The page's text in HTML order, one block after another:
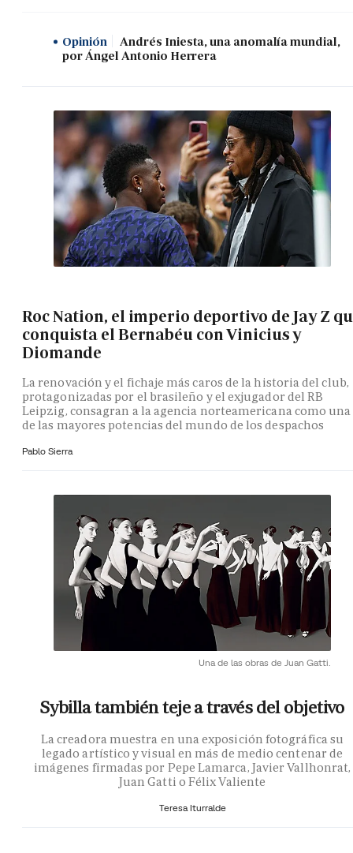
Opinión
Andrés Iniesta, una anomalía mundial,
por Ángel Antonio Herrera
Roc Nation, el imperio deportivo de Jay Z
conquista el Bernabéu con Vinicius y
Diomande
La renovación y el fichaje más caros de la historia del club,
protagonizadas por el brasileño y el exjugador del RB
Leipzig, consagran a la agencia norteamericana como una
de las mayores potencias del mundo de los despachos
Pablo Sierra
Una de las obras de Juan Gatti.
Sybilla también teje a través del objetivo
La creadora muestra en una exposición fotográfica su
legado artístico y visual en más de medio centenar de
imágenes firmadas por Pepe Lamarca, Javier Vallhonrat,
Juan Gatti o Félix Valiente
Teresa Iturralde